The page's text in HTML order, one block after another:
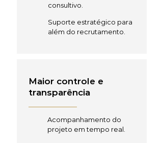
consultivo.
Suporte estratégico para
além do recrutamento.
Maior controle e
transparência
Acompanhamento do
projeto em tempo real.